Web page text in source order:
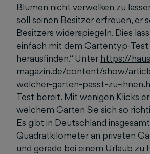
Blumen nicht verwelken zu
soll seinen Besitzer erfreuen, er
Besitzers widerspiegeln. Dies
einfach mit dem Gartentyp-Test
herausfinden.“ Unterhttps://
magazin.de/content/show/
welcher-garten-passt-zu-
Test bereit. Mit wenigen Klicks
welchem Garten Sie sich so
Es gibt in Deutschland
Quadratkilometer an privaten
und gerade bei einem Urlaub zu